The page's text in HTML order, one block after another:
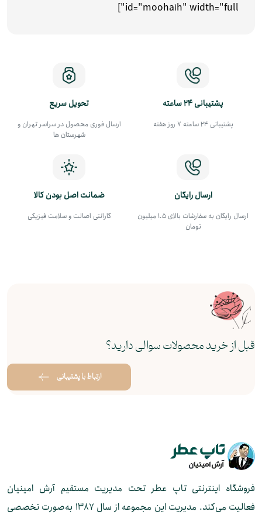
id="mooha1h" width="full"]
پشتیبانی 24 ساعته
پشتیبانی 24 ساعته 7 روز هفته
تحویل سریع
ارسال فوری محصول در سراسر تهران و
شهرستان ها
ارسال رایگان
ارسال رایگان به سفارشات بالای 1.5 میلیون
تومان
ضمانت اصل بودن کالا
گارانتی اصالت و سلامت فیزیکی
قبل از خرید محصولات سوالی دارید؟
ارتباط با پشتیبانی
فروشگاه اینترنتی تاپ عطر تحت مدیریت مستقیم آرش امینیان
فعالیت می‌کند. مدیریت این مجموعه از سال ۱۳۸۷ به‌صورت تخصصی